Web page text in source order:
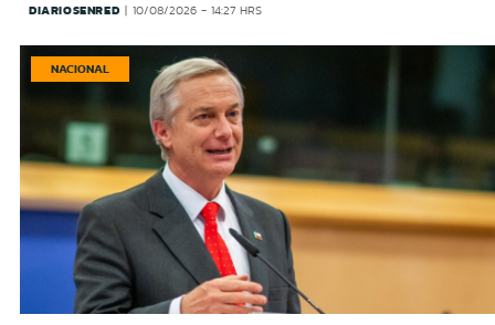
DIARIOSENRED 10/08/2026 - 14:27 HRS
NACIONAL